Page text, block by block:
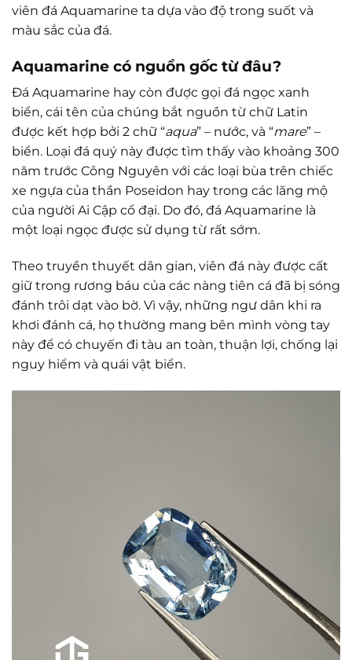
viên đá Aquamarine ta dựa vào độ trong suốt và
màu sắc của đá.
Aquamarine có nguồn gốc từ đâu?
Đá Aquamarine hay còn được gọi đá ngọc xanh
biển, cái tên của chúng bắt nguồn từ chữ Latin
được kết hợp bởi 2 chữ “aqua” – nước, và “mare” –
biển. Loại đá quý này được tìm thấy vào khoảng 300
năm trước Công Nguyên với các loại bùa trên chiếc
xe ngựa của thần Poseidon hay trong các lăng mộ
của người Ai Cập cổ đại. Do đó, đá Aquamarine là
một loại ngọc được sử dụng từ rất sớm.
Theo truyền thuyết dân gian, viên đá này được cất
giữ trong rương báu của các nàng tiên cá đã bị sóng
đánh trôi dạt vào bờ. Vì vậy, những ngư dân khi ra
khơi đánh cá, họ thường mang bên mình vòng tay
này để có chuyến đi tàu an toàn, thuận lợi, chống lại
nguy hiểm và quái vật biển.